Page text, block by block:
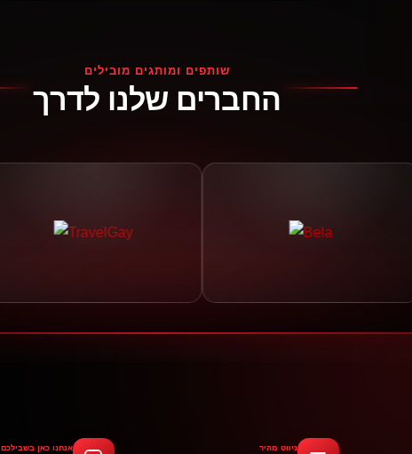
שותפים ומותגים מובילים
החברים שלנו לדרך
ניווט מהיר אנחנו כאן בשבילכם